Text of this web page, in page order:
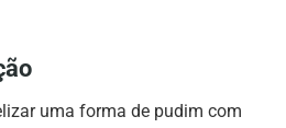
uma forma de pudim com